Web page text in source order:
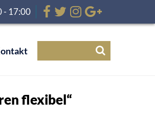
- 17:00
flexibel“